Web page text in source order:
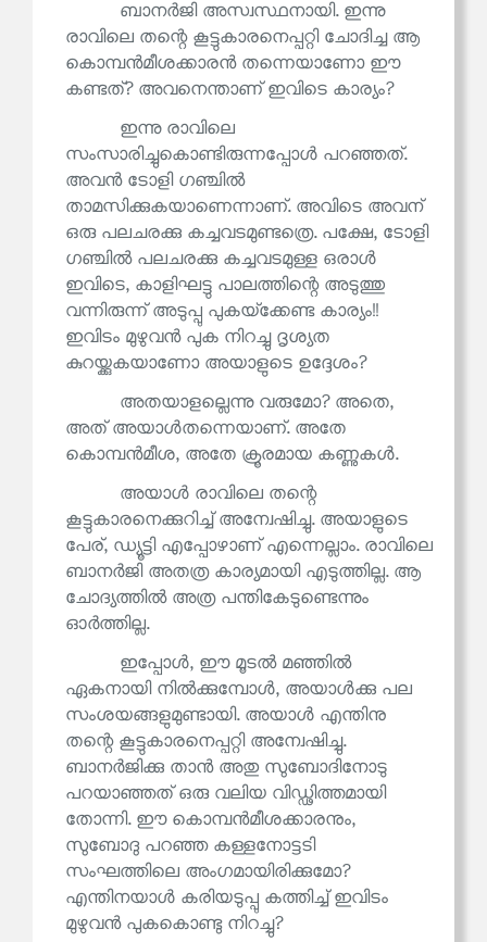
ബാനർജി അസ്വസ്ഥനായി. ഇന്നു
രാവിലെ തന്റെ കൂട്ടുകാരനെപ്പറ്റി ചോദിച്ച ആ
കൊമ്പൻമീശക്കാരൻ തന്നെയാണോ ഈ
കണ്ടത്? അവനെന്താണ് ഇവിടെ കാര്യം?
ഇന്നു രാവിലെ
സംസാരിച്ചുകൊണ്ടിരുന്നപ്പോൾ പറഞ്ഞത്.
അവൻ ടോളി ഗഞ്ചിൽ
താമസിക്കുകയാണെന്നാണ്. അവിടെ അവന്
ഒരു പലചരക്കു കച്ചവടമുണ്ടത്രെ. പക്ഷേ, ടോളി
ഗഞ്ചിൽ പലചരക്കു കച്ചവടമുള്ള ഒരാൾ
ഇവിടെ, കാളിഘട്ടു പാലത്തിന്റെ അടുത്തു
വന്നിരുന്ന് അടുപ്പു പുകയ്‌ക്കേണ്ട കാര്യം!!
ഇവിടം മുഴുവൻ പുക നിറച്ചു ദൃശ്യത
കുറയ്ക്കുകയാണോ അയാളുടെ ഉദ്ദേശം?
അതയാളല്ലെന്നു വരുമോ? അതെ,
അത് അയാൾതന്നെയാണ്. അതേ
കൊമ്പൻമീശ, അതേ ക്രൂരമായ കണ്ണുകൾ.
അയാൾ രാവിലെ തന്റെ
കൂട്ടുകാരനെക്കുറിച്ച് അന്വേഷിച്ചു. അയാളുടെ
പേര്, ഡ്യൂട്ടി എപ്പോഴാണ് എന്നെല്ലാം. രാവിലെ
ബാനർജി അതത്ര കാര്യമായി എടുത്തില്ല. ആ
ചോദ്യത്തിൽ അത്ര പന്തികേടുണ്ടെന്നും
ഓർത്തില്ല.
ഇപ്പോൾ, ഈ മൂടൽ മഞ്ഞിൽ
ഏകനായി നിൽക്കുമ്പോൾ, അയാൾക്കു പല
സംശയങ്ങളുമുണ്ടായി. അയാൾ എന്തിനു
തന്റെ കൂട്ടുകാരനെപ്പറ്റി അന്വേഷിച്ചു.
ബാനർജിക്കു താൻ അതു സുബോദിനോടു
പറയാഞ്ഞത് ഒരു വലിയ വിഡ്ഢിത്തമായി
തോന്നി. ഈ കൊമ്പൻമീശക്കാരനും,
സുബോദു പറഞ്ഞ കള്ളനോട്ടടി
സംഘത്തിലെ അംഗമായിരിക്കുമോ?
എന്തിനയാൾ കരിയടുപ്പു കത്തിച്ച് ഇവിടം
മുഴുവൻ പുകകൊണ്ടു നിറച്ചു?